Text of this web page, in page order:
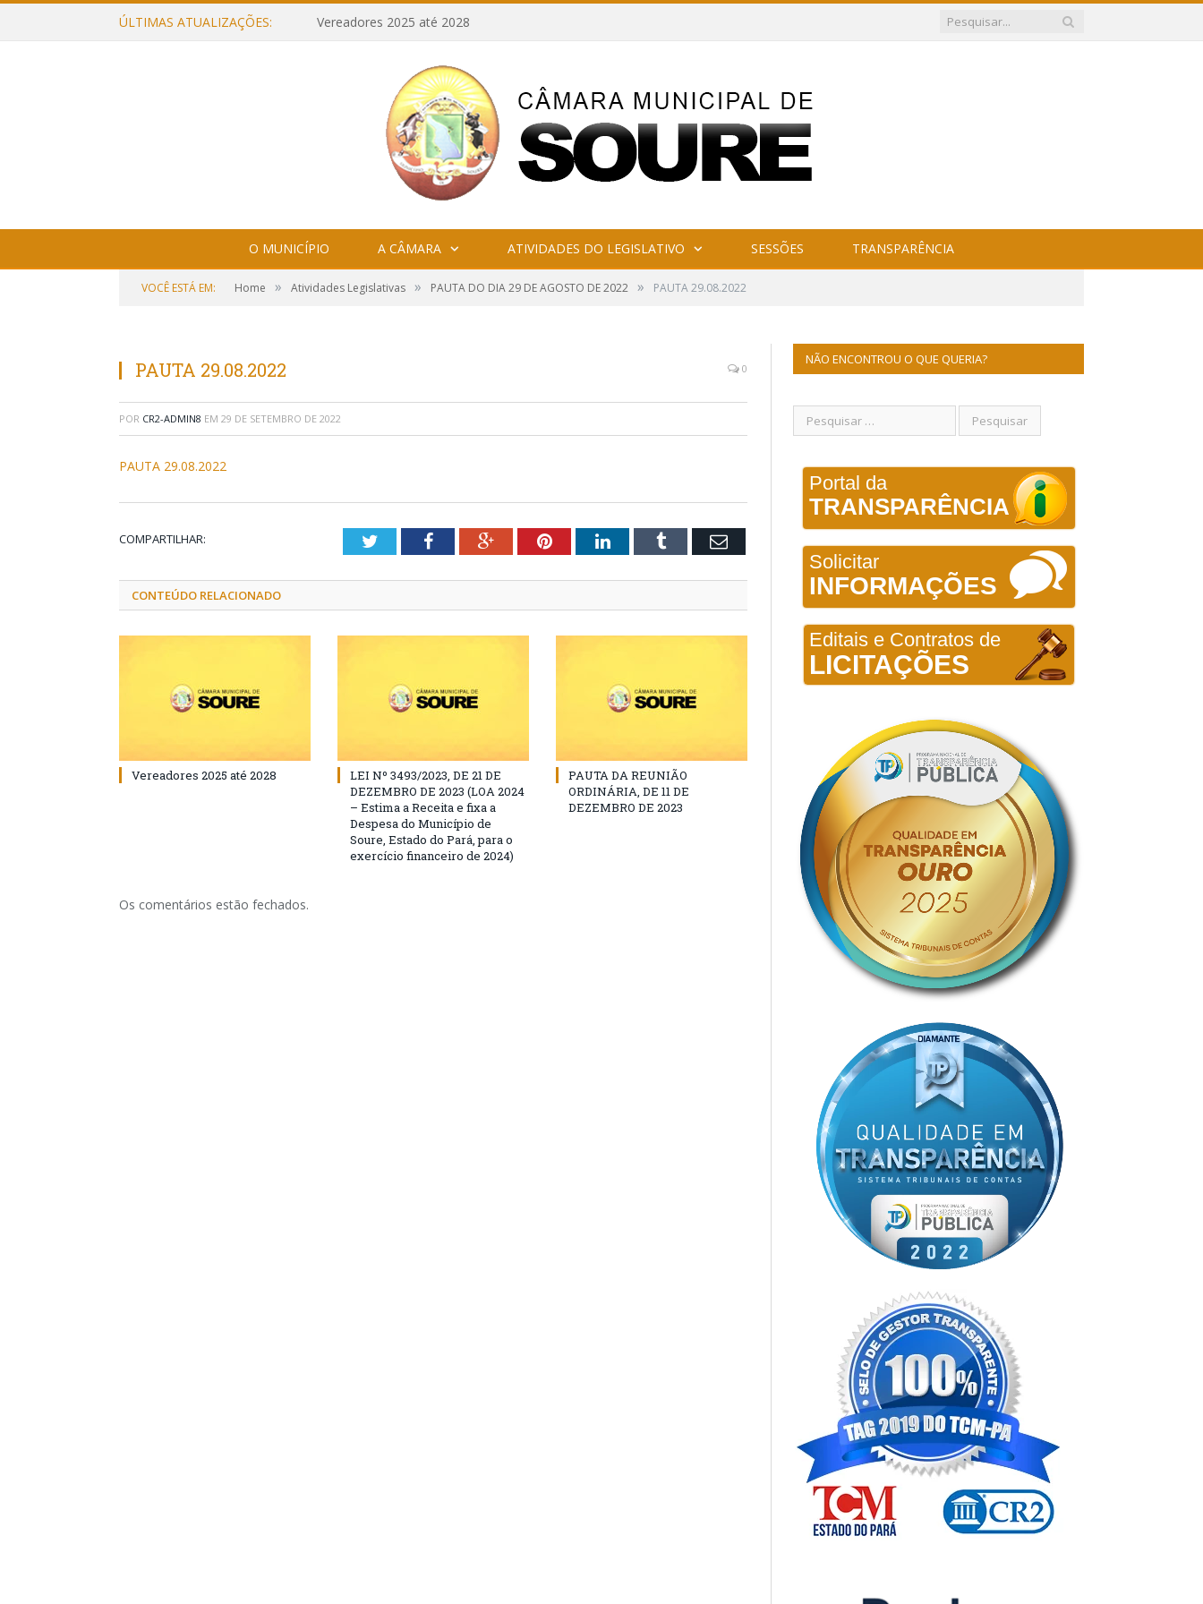
ÚLTIMAS ATUALIZAÇÕES: Vereadores 2025 até 2028
O MUNICÍPIO A CÂMARA ATIVIDADES DO LEGISLATIVO SESSÕES TRANSPARÊNCIA
VOCÊ ESTÁ EM: Home » Atividades Legislativas » PAUTA DO DIA 29 DE AGOSTO DE 2022 » PAUTA 29.08.2022
PAUTA 29.08.2022 0
POR CR2-ADMIN8 EM 29 DE SETEMBRO DE 2022
PAUTA 29.08.2022
COMPARTILHAR: TwitterFacebookGoogle+PinterestLinkedInTumblr Email
CONTEÚDO RELACIONADO
Vereadores 2025 até 2028
LEI Nº 3493/2023, DE 21 DE
DEZEMBRO DE 2023 (LOA 2024
– Estima a Receita e fixa a
Despesa do Município de
Soure, Estado do Pará, para o
exercício financeiro de 2024)
PAUTA DA REUNIÃO
ORDINÁRIA, DE 11 DE
DEZEMBRO DE 2023
Os comentários estão fechados.
NÃO ENCONTROU O QUE QUERIA?
Portal da
TRANSPARÊNCIA
Solicitar
INFORMAÇÕES
Editais e Contratos de
LICITAÇÕES